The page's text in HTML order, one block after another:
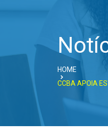
HOME
CCBA APOIA